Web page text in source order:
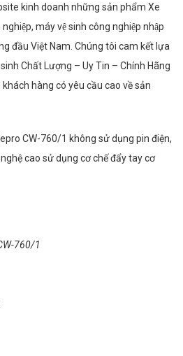
kinh doanh những sản phẩm Xe
máy vệ sinh công nghiệp nhập
đầu Việt Nam. Chúng tôi cam kết lựa
Chất Lượng – Uy Tin – Chính Hãng
hàng có yêu cầu cao về sản
CW-760/1 không sử dụng pin điện,
cao sử dụng cơ chế đẩy tay cơ
760/1